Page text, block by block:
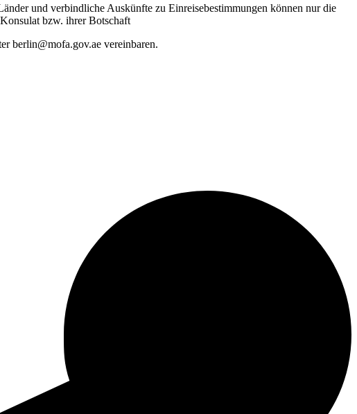
und verbindliche Auskünfte zu Einreisebestimmungen können nur die
bzw. ihrer Botschaft
berlin@mofa.gov.ae vereinbaren.